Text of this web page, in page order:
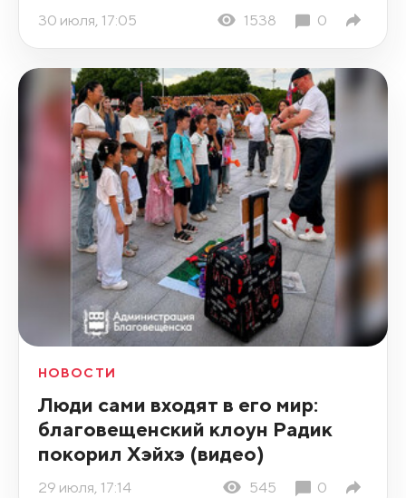
30 июля, 17:05 1538 0
НОВОСТИ
Люди сами входят в его мир:
благовещенский клоун Радик
покорил Хэйхэ (видео)
29 июля, 17:14 545 0